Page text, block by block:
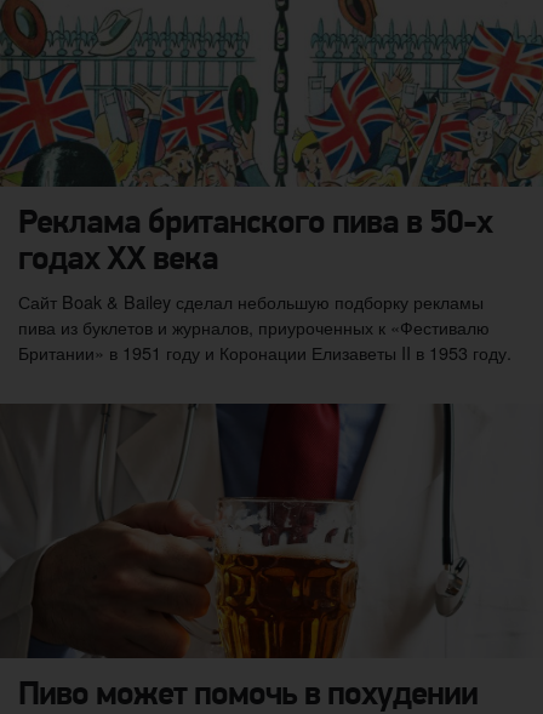
Реклама британского пива в 50-х
годах XX века
Сайт Boak & Bailey сделал небольшую подборку рекламы
пива из буклетов и журналов, приуроченных к «Фестивалю
Британии» в 1951 году и Коронации Елизаветы II в 1953 году.
Пиво может помочь в похудении